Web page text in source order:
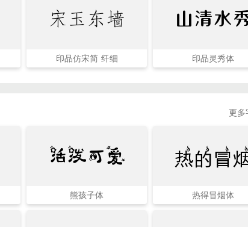
宋玉东墙
印品仿宋简 纤细
山清水
印品灵秀体
更多
活泼可爱
熊孩子体
热的冒
热得冒烟体